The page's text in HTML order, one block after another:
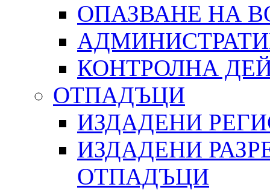
ОПАЗВАНЕ НА
КОНТРОЛНА
ОТПАДЪЦИ
ИЗДАДЕНИ
ИЗДАДЕНИ
ОТПАДЪЦИ